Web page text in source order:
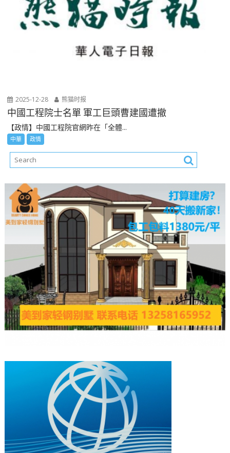
2025-12-28 熊猫时报
中國工程院士名單 軍工巨頭曹建國遭撤
【政情】中國工程院官網昨在「全體...
中華 政情